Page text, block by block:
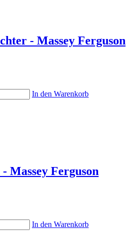
- Massey Ferguson
In den Warenkorb
Massey Ferguson
In den Warenkorb